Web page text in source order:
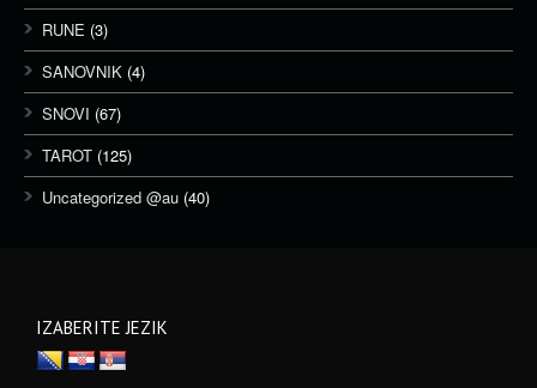
RUNE (3)
SANOVNIK (4)
SNOVI (67)
TAROT (125)
Uncategorized @au (40)
IZABERITE JEZIK